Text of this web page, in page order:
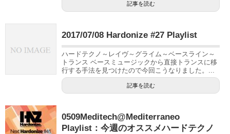
記事を読む
2017/07/08 Hardonize #27 Playlist
ハードテクノ～レイヴ～グライム～ベースライン～
トランス ベースミュージックから直接トランスに移
行する手法を見つけたので今回こうなりました。...
記事を読む
0509Meditech@Mediterraneo
Playlist：今週のオススメハードテクノ